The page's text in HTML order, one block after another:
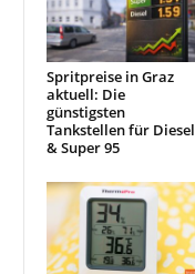
Spritpreise in Graz
aktuell: Die
günstigsten
Tankstellen für Diesel
& Super 95